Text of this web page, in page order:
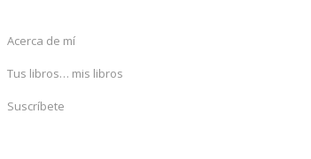
Acerca de mí
Tus libros… mis libros
Suscríbete